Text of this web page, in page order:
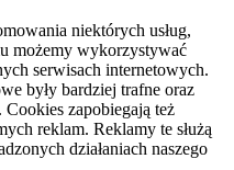
niektórych usług,
możemy wykorzystywać
serwisach internetowych.
były bardziej trafne oraz
zapobiegają też
reklam. Reklamy te służą
działaniach naszego